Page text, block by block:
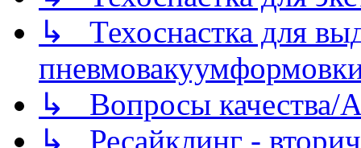
↳ Техоснастка для
↳ Вопросы качества/
↳ Ресайклинг -